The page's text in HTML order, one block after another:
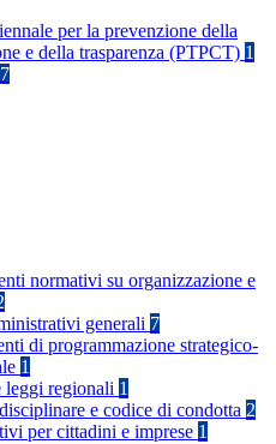
per la prevenzione della
e della trasparenza (PTPCT) 1
normativi su organizzazione e
generali 7
di programmazione strategico-
1
leggi regionali 1
e codice di condotta 2
per cittadini e imprese 1